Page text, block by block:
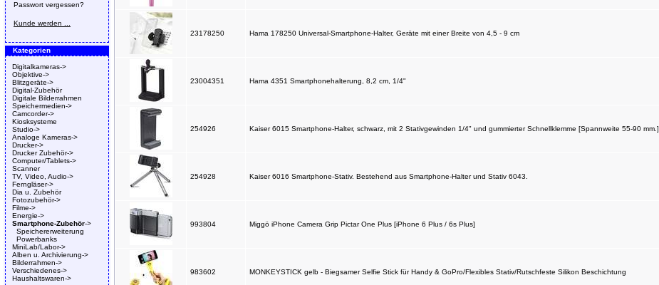
Passwort vergessen?
Kunde werden ...
Kategorien
Digitalkameras->
Objektive->
Blitzgeräte->
Digital-Zubehör
Digitale Bilderrahmen
Speichermedien->
Camcorder->
Kiosksysteme
Studio->
Analoge Kameras->
Drucker->
Drucker Zubehör->
Computer/Tablets->
Scanner
TV, Video, Audio->
Ferngläser->
Dia u. Zubehör
Fotozubehör->
Filme->
Energie->
Smartphone-Zubehör->
Speichererweiterung
Powerbanks
MiniLab/Labor->
Alben u. Archivierung->
Bilderrahmen->
Verschiedenes->
Haushaltswaren->
23178250 Hama 178250 Universal-Smartphone-Halter, Geräte mit einer Breite von 4,5 - 9 cm
23004351 Hama 4351 Smartphonehalterung, 8,2 cm, 1/4"
254926 Kaiser 6015 Smartphone-Halter, schwarz, mit 2 Stativgewinden 1/4" und gummierter Schnellklemme [Spannweite 55-90 mm.]
254928 Kaiser 6016 Smartphone-Stativ. Bestehend aus Smartphone-Halter und Stativ 6043.
993804 Miggö iPhone Camera Grip Pictar One Plus [iPhone 6 Plus / 6s Plus]
983602 MONKEYSTICK gelb - Biegsamer Selfie Stick für Handy & GoPro/Flexibles Stativ/Rutschfeste Silikon Beschichtung